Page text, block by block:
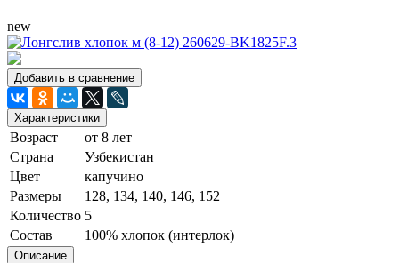
new
Добавить в сравнение
Характеристики
Возраст
от 8 лет
Страна
Узбекистан
Цвет
капучино
Размеры
128, 134, 140, 146, 152
Количество 5
Состав
100% хлопок (интерлок)
Описание